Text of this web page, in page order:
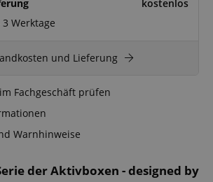
der Aktivboxen - designed by
kostenlos
Werktage
und Lieferung
Fachgeschäft prüfen
Warnhinweise